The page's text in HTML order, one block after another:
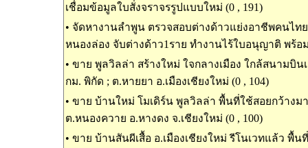
เชื่อมข้อมูลใบสั่งจราจรรูปแบบใหม่ (0 , 191)
• จัดหางานลำพูน ตรวจสอบต่างด้าวแย่งอาชีพคนไท
หนองล่อง จับต่างด้าว1ราย ทำงานไร้ใบอนุญาติ พร้อ
• ขาย พูลวิลล่า สร้างใหม่ ใจกลางเมือง ใกล้สนามบิน
กม. พิกัด ; ต.หายยา อ.เมืองเชียงใหม่ (0 , 104)
• ขาย บ้านใหม่ โมเดิร์น พูลวิลล่า พื้นที่ใช้สอยกว้างม
ต.หนองควาย อ.หางดง จ.เชียงใหม่ (0 , 100)
• ขาย บ้านสันผีเสื้อ อ.เมืองเชียงใหม่ รีโนเวทแล้ว พื้น